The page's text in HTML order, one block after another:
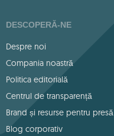
DESCOPERĂ-NE
Despre noi
Compania noastră
Politica editorială
Centrul de transparență
Brand și resurse pentru presă
Blog corporativ